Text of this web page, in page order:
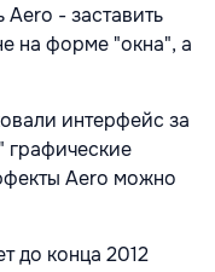
- заставить
на форме "окна", а
интерфейс за
графические
Aero можно
до конца 2012